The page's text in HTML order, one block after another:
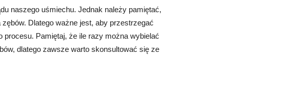
naszego uśmiechu. Jednak należy pamiętać,
Dlatego ważne jest, aby przestrzegać
Pamiętaj, że ile razy można wybielać
dlatego zawsze warto skonsultować się ze